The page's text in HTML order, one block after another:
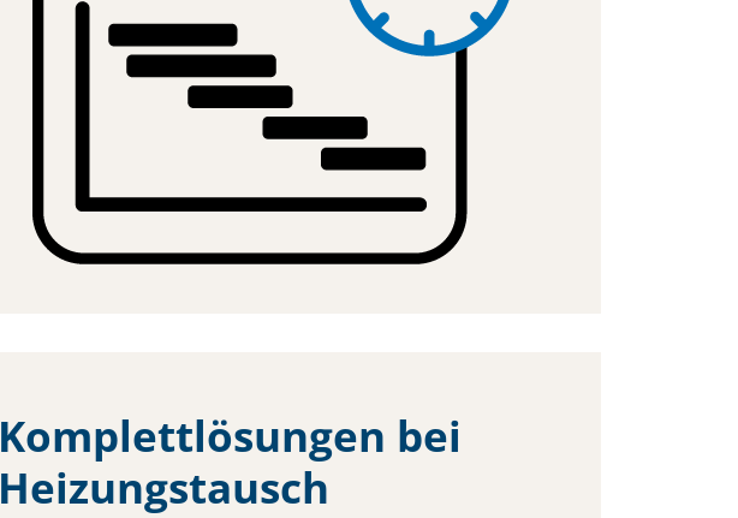
Komplettlösungen bei
Heizungstausch